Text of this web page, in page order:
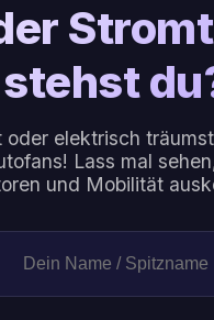
stehst
oder elektrisch
Lass mal
und Mobilität